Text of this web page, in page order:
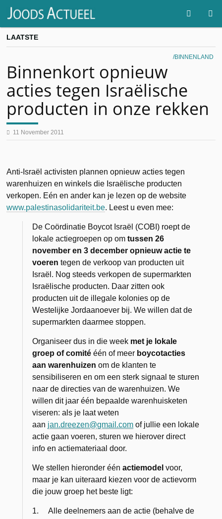
LAATSTE
BINNENLAND
Binnenkort opnieuw
acties tegen Israëlische
producten in onze rekken
11 November 2011
Anti-Israël activisten plannen opnieuw acties tegen
warenhuizen en winkels die Israëlische producten
verkopen. Eén en ander kan je lezen op de website
www.palestinasolidariteit.be. Leest u even mee:
De Coördinatie Boycot Israël (COBI) roept de
lokale actiegroepen op omtussen 26
november en 3 december opnieuw actie te
voerentegen de verkoop van producten uit
Israël. Nog steeds verkopen de supermarkten
Israëlische producten. Daar zitten ook
producten uit de illegale kolonies op de
Westelijke Jordaanoever bij. We willen dat de
supermarkten daarmee stoppen.
Organiseer dus in die week met je lokale
groep of comitééén of meer boycotacties
aan warenhuizenom de klanten te
sensibiliseren en om een sterk signaal te sturen
naar de directies van de warenhuizen. We
willen dit jaar één bepaalde warenhuisketen
viseren: als je laat weten
aan jan.dreezen@gmail.com of jullie een lokale
actie gaan voeren, sturen we hierover direct
info en actiemateriaal door.
We stellen hieronder éénactiemodel voor,
maar je kan uiteraard kiezen voor de actievorm
die jouw groep het beste ligt:
1. Alle deelnemers aan de actie (behalve de